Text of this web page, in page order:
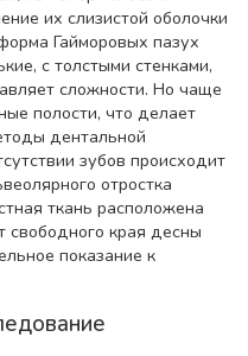
их слизистой оболочки
Гайморовых пазух
с толстыми стенками,
сложности. Но чаще
полости, что делает
дентальной
зубов происходит
отростка
ткань расположена
свободного края десны
показание к